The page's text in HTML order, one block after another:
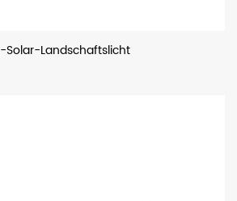
Solar-Landschaftslicht